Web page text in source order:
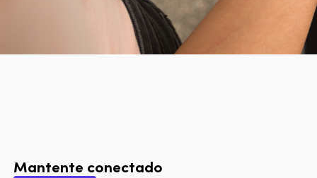
Mantente conectado